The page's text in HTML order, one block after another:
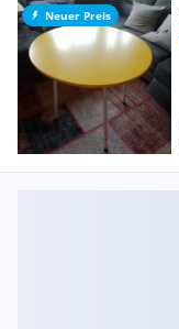
Neuer Preis